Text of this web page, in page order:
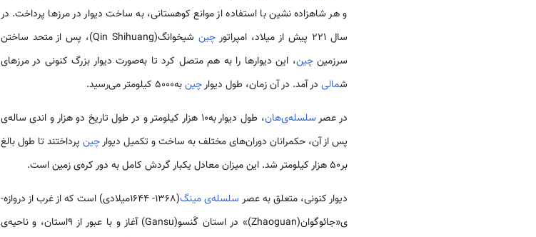
و هر شاهزاده نشین با استفاده از موانع کوهستانی، به ساخت دیوار در مرزها پرداخت. در
سال 221 پیش از میلاد، امپراتور
چین
شی­خوانگ(Qin Shihuang)، پس از متحد ساختن
سرزمینچین، این دیوارها را به هم متصل کرد تا به­‌صورت دیوار بزرگ کنونی در مرزهای
شمالی در آمد. در آن زمان، طول دیوارچینبه5000 کیلومتر می‌رسید.
در عصرسلسله‌­ی‌هان
، طول دیوار به10 هزار کیلومتر و در طول تاریخ دو هزار و اندی ساله‌­ی
پس از آن، حکمرانان دوران‌­های مختلف به ساخت و تکمیل دیوارچین پرداختند تا طول بالغ
بر50 هزار کیلومتر شد. این میزان معادل یک­بار گردش کامل به دور کره‌­ی زمین است.
دیوار کنونی، متعلق به عصر سلسله­‌ی مینگ
(1368- 1644میلادی) است که از غرب از دروازه‌­
ی«جائو­گوان(Zhaoguan)» در استان گَن­سو(Gansu) آغاز و با عبور از 9استان، و ناحیه‌­ی